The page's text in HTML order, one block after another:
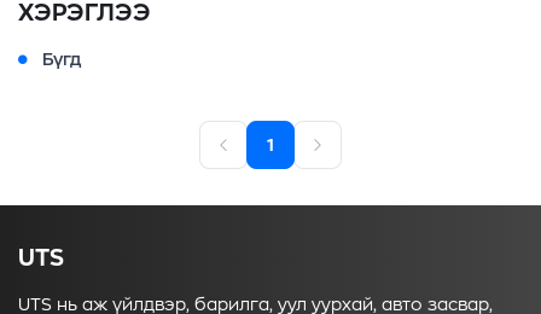
ХЭРЭГЛЭЭ
Бүгд
1
UTS
UTS нь аж үйлдвэр, барилга, уул уурхай, авто засвар,